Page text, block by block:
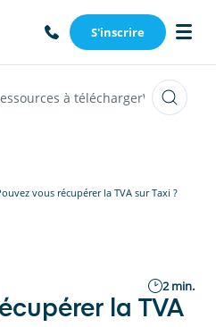
S'inscrire
à téléchargerWebinars
vous récupérer la TVA sur Taxi ?
2 min.
la TVA